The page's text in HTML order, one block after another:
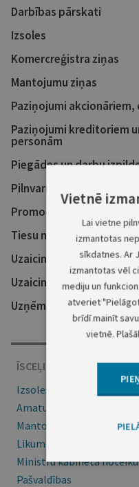
Darbības pārskati
Izsoles
Komercreģistra ziņas
Mantojumu ziņas
Paziņojumi
Paziņojumi kreditoriem
personām
Piegādes un darbu
Pilnvaru atsaukumi
Promocijas darbi
Tiesu nolēmumi
Uzaicinājumi nokārtot
Uzaicinājumi uz tiesu
Uzņēmumu reģistra ziņas
ĪSCEĻI
Izsoles
Amatu konkursi
Mantojumu ziņas
Likumi
Ministru kabineta
Pašvaldības
Vietnē
Lai vietne
izmantotas
sīkdatnes. Ar
izmantotas vēl
mediju un
atveriet
brīdī mainīt
vietnē.